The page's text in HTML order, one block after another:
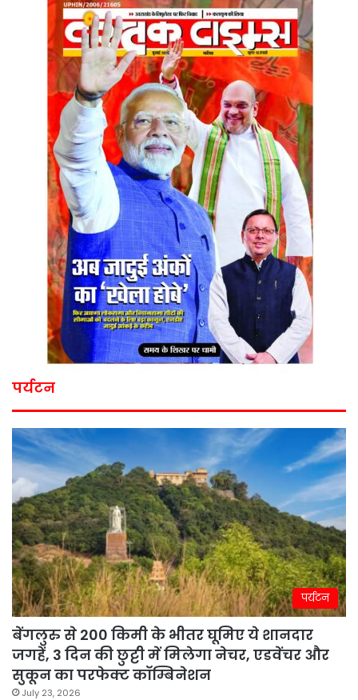
पर्यटन
पर्यटन
बेंगलुरु से 200 किमी के भीतर घूमिए ये शानदार
जगहें, 3 दिन की छुट्टी में मिलेगा नेचर, एडवेंचर और
सुकून का परफेक्ट कॉम्बिनेशन
July 23, 2026